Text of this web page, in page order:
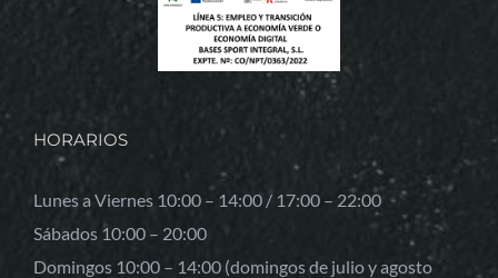
HORARIOS
Lunes a Viernes 10:00 – 14:00 / 17:00 – 22:00
Sábados 10:00 – 20:00
Domingos 10:00 – 14:00 (domingos de julio y agosto